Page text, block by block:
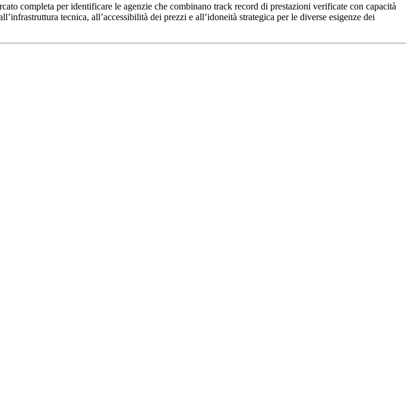
completa per identificare le agenzie che combinano track record di prestazioni verificate con capacità
tecnica, all’accessibilità dei prezzi e all’idoneità strategica per le diverse esigenze dei